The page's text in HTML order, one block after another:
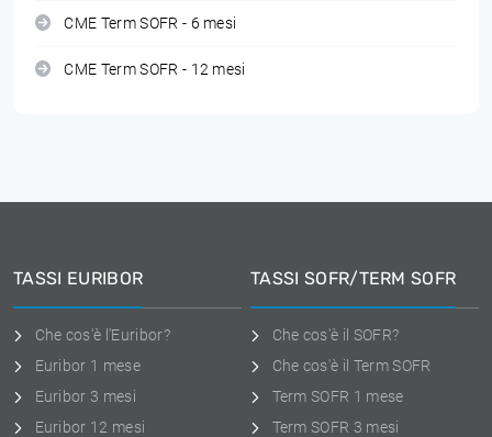
CME Term SOFR - 6 mesi
CME Term SOFR - 12 mesi
TASSI EURIBOR
Che cos'è l'Euribor?
Euribor 1 mese
Euribor 3 mesi
Euribor 12 mesi
TASSI SOFR/TERM SOFR
Che cos'è il SOFR?
Che cos'è il Term SOFR
Term SOFR 1 mese
Term SOFR 3 mesi